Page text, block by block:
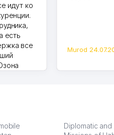
идут ко
есть
все
ПВЗ.
Murod
Diplomatic